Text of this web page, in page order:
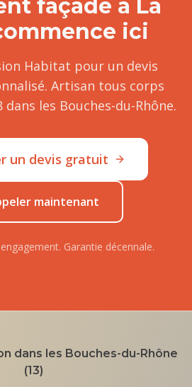
façade à La
ici
Habitat pour un devis
Artisan tous corps
les Bouches-du-Rhône.
un devis gratuit
maintenant
Garantie décennale.
dans les Bouches-du-Rhône
(13)